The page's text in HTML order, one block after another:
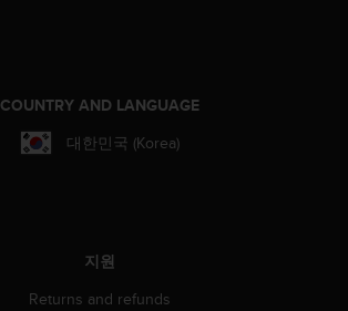
COUNTRY AND LANGUAGE
대한민국 (Korea)
지원
Returns and refunds